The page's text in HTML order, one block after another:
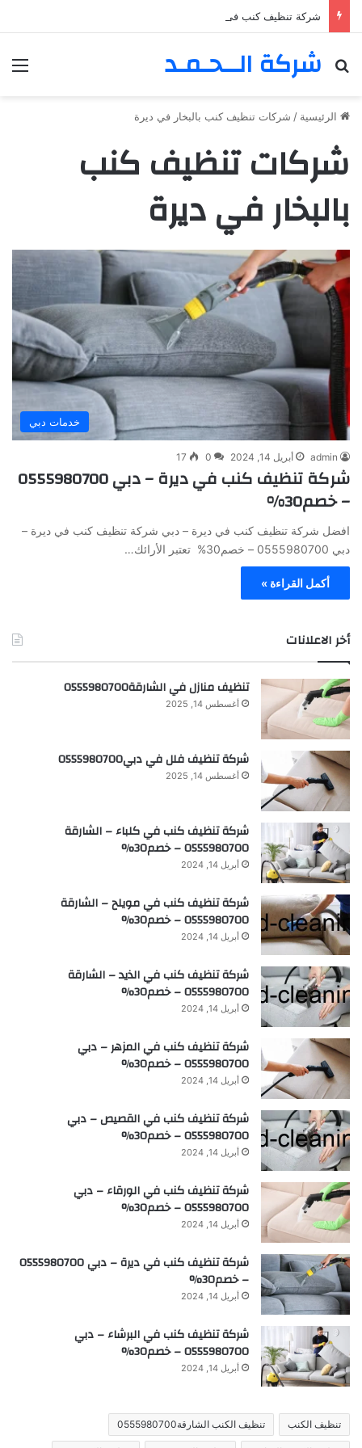
شركة تنظيف كنب في المزهر – دبي 0555980700 – خصم30%
شركة الــحـمـد
بحث عن
الرئيسية / شركات تنظيف كنب بالبخار في ديرة
شركات تنظيف كنب
بالبخار في ديرة
خدمات دبي
admin أبريل 14, 2024 0
17
شركة تنظيف كنب في ديرة – دبي 0555980700
– خصم30%
افضل شركة تنظيف كنب في ديرة – دبي شركة تنظيف كنب في ديرة –
دبي 0555980700 – خصم30% تعتبر الأرائك…
أكمل القراءة »
أخر الاعلانات
تنظيف منازل في الشارقة0555980700
أغسطس 14, 2025
شركة تنظيف فلل في دبي0555980700
أغسطس 14, 2025
شركة تنظيف كنب في كلباء – الشارقة
0555980700 – خصم30%
أبريل 14, 2024
شركة تنظيف كنب في مويلح – الشارقة
0555980700 – خصم30%
أبريل 14, 2024
شركة تنظيف كنب في الذيد – الشارقة
0555980700 – خصم30%
أبريل 14, 2024
شركة تنظيف كنب في المزهر – دبي
0555980700 – خصم30%
أبريل 14, 2024
شركة تنظيف كنب في القصيص – دبي
0555980700 – خصم30%
أبريل 14, 2024
شركة تنظيف كنب في الورقاء – دبي
0555980700 – خصم30%
أبريل 14, 2024
شركة تنظيف كنب في ديرة – دبي 0555980700
– خصم30%
أبريل 14, 2024
شركة تنظيف كنب في البرشاء – دبي
0555980700 – خصم30%
أبريل 14, 2024
تنظيف الكنب تنظيف الكنب الشارقة0555980700